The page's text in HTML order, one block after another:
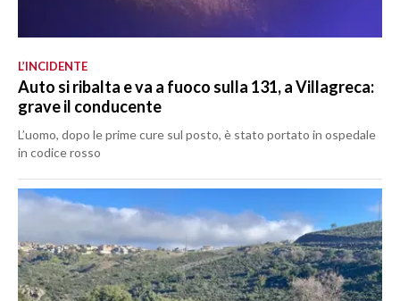
L’INCIDENTE
Auto si ribalta e va a fuoco sulla 131, a Villagreca:
grave il conducente
L’uomo, dopo le prime cure sul posto, è stato portato in ospedale
in codice rosso